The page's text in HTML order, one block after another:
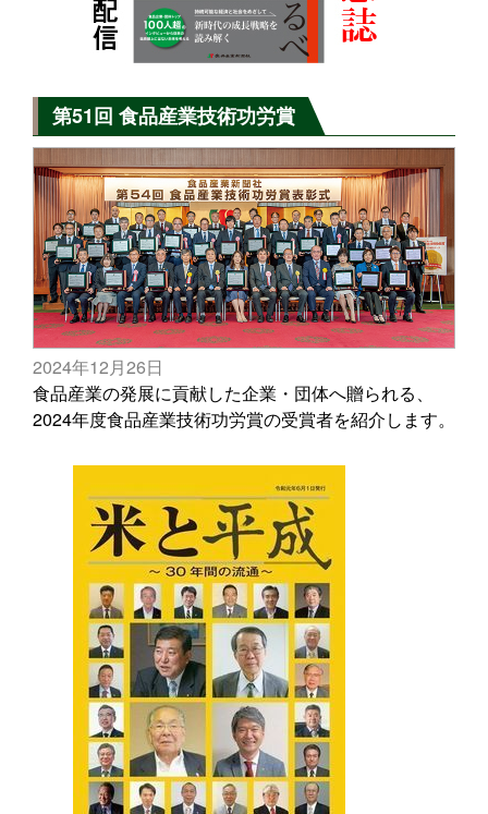
第51回 食品産業技術功労賞
2024年12月26日
食品産業の発展に貢献した企業・団体へ贈られる、
2024年度食品産業技術功労賞の受賞者を紹介します。